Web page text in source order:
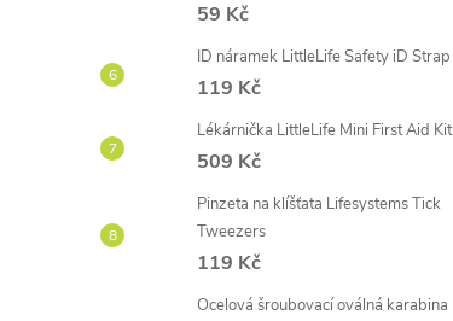
59 Kč
ID náramek LittleLife Safety iD Strap
119 Kč
Lékárnička LittleLife Mini First Aid Kit
509 Kč
Pinzeta na klíšťata Lifesystems Tick
Tweezers
119 Kč
Ocelová šroubovací oválná karabina